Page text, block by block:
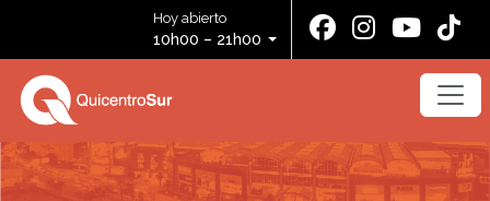
Hoy abierto
10h00 – 21h00